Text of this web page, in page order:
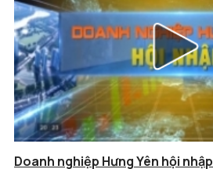
Doanh nghiệp Hưng Yên hội